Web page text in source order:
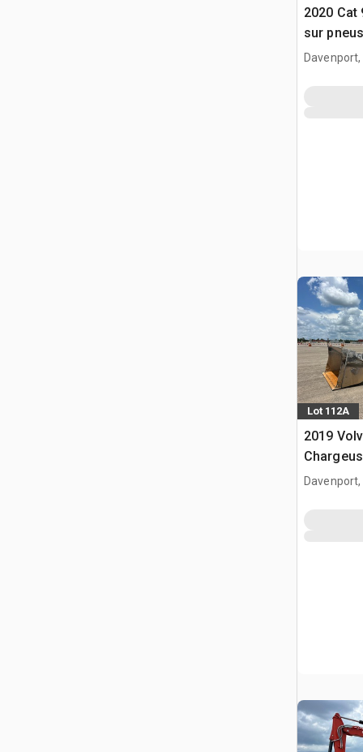
2020 Cat
sur pneus
Davenport,
Lot 112A
2019
Davenport,